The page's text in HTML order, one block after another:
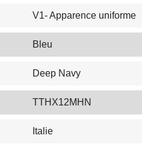
V1- Apparence uniforme
Bleu
Deep Navy
TTHX12MHN
Italie